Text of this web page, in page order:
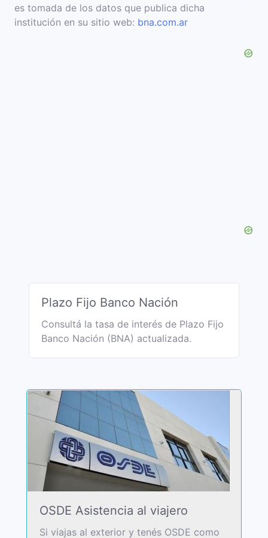
es tomada de los datos que publica dicha
institución en su sitio web: bna.com.ar
Plazo Fijo Banco Nación
Consultá la tasa de interés de Plazo Fijo
Banco Nación (BNA) actualizada.
OSDE Asistencia al viajero
Si viajas al exterior y tenés OSDE como